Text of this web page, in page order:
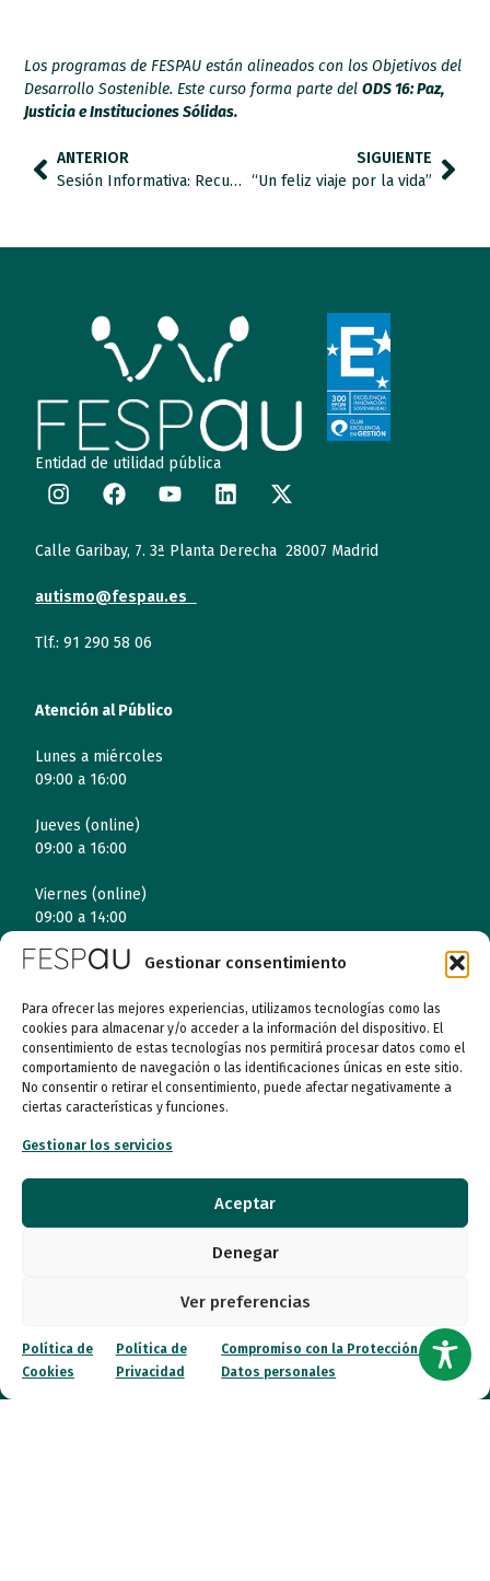
Gestionar consentimiento
Para ofrecer las mejores experiencias, utilizamos tecnologías como las
cookies para almacenar y/o acceder a la información del dispositivo. El
consentimiento de estas tecnologías nos permitirá procesar datos como el
comportamiento de navegación o las identificaciones únicas en este sitio.
No consentir o retirar el consentimiento, puede afectar negativamente a
ciertas características y funciones.
Gestionar los servicios
Aceptar
Denegar
Ver preferencias
Política de
Cookies
Política de
Privacidad
Compromiso con la Protección de
Datos personales
Los programas de FESPAU están alineados con los Objetivos del
Desarrollo Sostenible. Este curso forma parte delODS 16: Paz,
Justicia e Instituciones Sólidas.
ANTERIOR
Sesión Informativa: Recursos Digitales para el apoyo a personas con TEA
SIGUIENTE
“Un feliz viaje por la vida”
Entidad de utilidad pública
Calle Garibay, 7. 3ª Planta Derecha 28007 Madrid
autismo@fespau.es
Tlf.: 91 290 58 06
Atención al Público
Lunes a miércoles
09:00 a 16:00
Jueves (online)
09:00 a 16:00
Viernes (online)
09:00 a 14:00
Quiénes somos
Entidades
Autismo
Recursos
Canal ético